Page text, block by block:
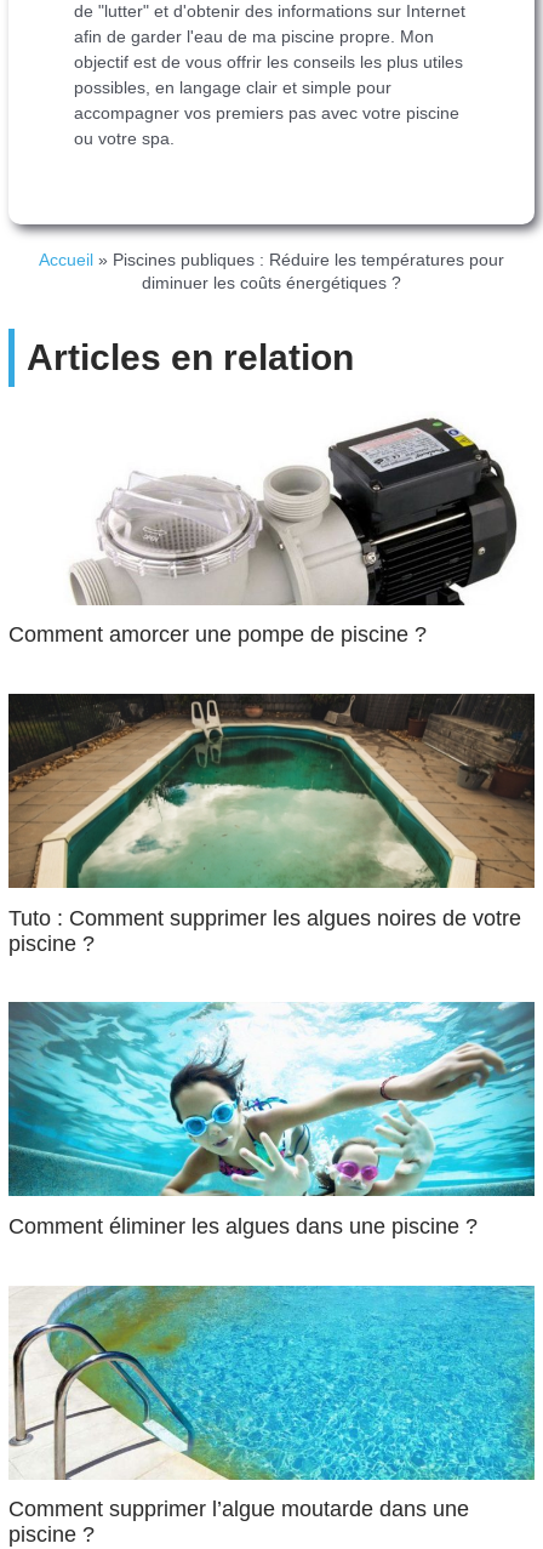
de "lutter" et d'obtenir des informations sur Internet
afin de garder l'eau de ma piscine propre. Mon
objectif est de vous offrir les conseils les plus utiles
possibles, en langage clair et simple pour
accompagner vos premiers pas avec votre piscine
ou votre spa.
Accueil » Piscines publiques : Réduire les températures pour
diminuer les coûts énergétiques ?
Articles en relation
Comment amorcer une pompe de piscine ?
Tuto : Comment supprimer les algues noires de votre
piscine ?
Comment éliminer les algues dans une piscine ?
Comment supprimer l’algue moutarde dans une
piscine ?